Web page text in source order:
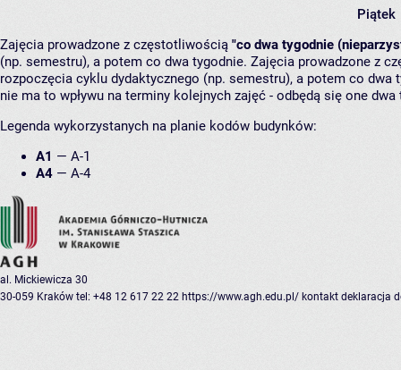
Piątek
Zajęcia prowadzone z częstotliwością "co dwa tygodnie
(np. semestru), a potem co dwa tygodnie. Zajęcia prowadzone z
rozpoczęcia cyklu dydaktycznego (np. semestru), a potem co
nie ma to wpływu na terminy kolejnych zajęć - odbędą się one
Legenda wykorzystanych na planie kodów budynków:
A1 — A-1
A4 — A-4
al. Mickiewicza 30
30-059 Kraków tel: +48 12 617 22 22 https://www.agh.edu.pl/ kontakt deklaracja